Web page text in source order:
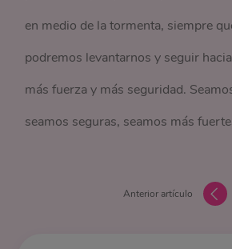
en medio de la tormenta, siempre
podremos levantarnos y seguir
más fuerza y más seguridad.
seamos seguras, seamos más
Anterior artículo